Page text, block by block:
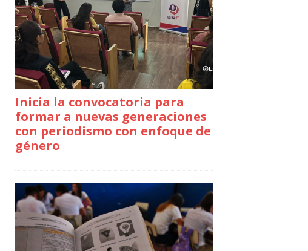
Inicia la convocatoria para
formar a nuevas generaciones
con periodismo con enfoque de
género